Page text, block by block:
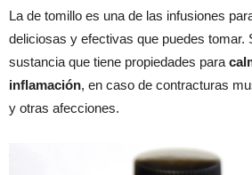
La de tomillo es una de las infusiones
deliciosas y efectivas que puedes tomar.
sustancia que tiene propiedades para
inflamación, en caso de contracturas
y otras afecciones.